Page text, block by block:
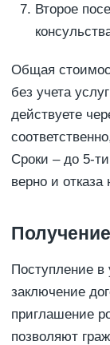
Второе
Общая
без учета
действуете
Сроки – до 5-
верно и отказа
Поступление в
заключение
приглашение
позволяют